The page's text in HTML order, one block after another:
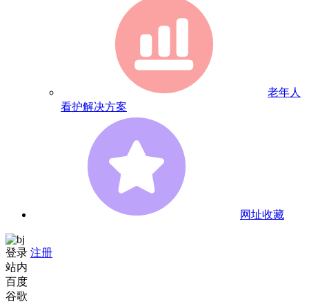
老年人
看护解决方案
网址收藏
登录 注册
站内
百度
谷歌